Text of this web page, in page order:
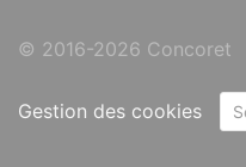
© 2016-2026 Concoret
Gestion des cookies